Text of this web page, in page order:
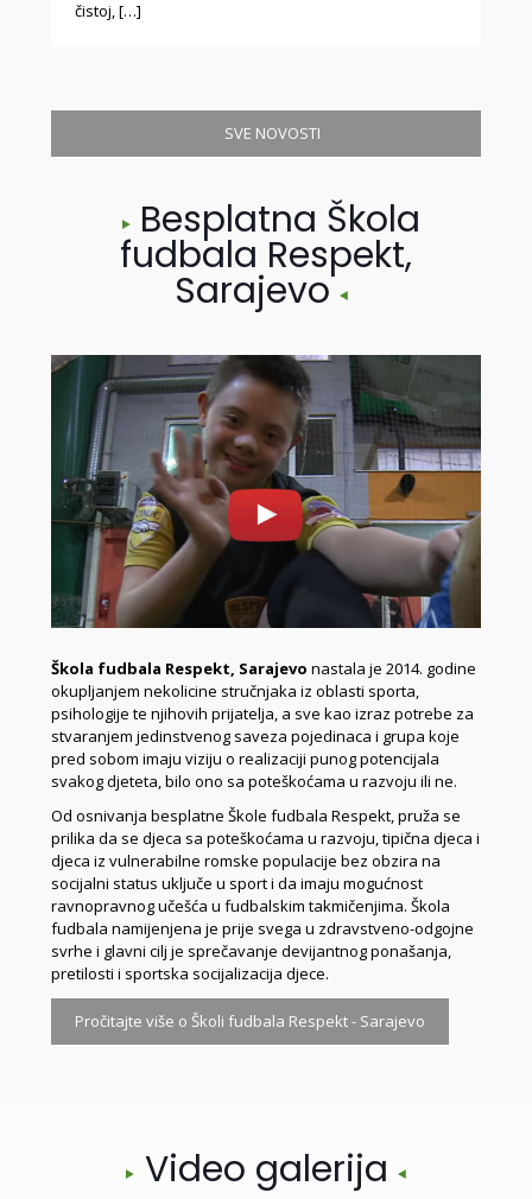
čistoj,[…]
SVE NOVOSTI
Besplatna Škola
fudbala Respekt,
Sarajevo
Škola fudbala Respekt, Sarajevo nastala je 2014. godine
okupljanjem nekolicine stručnjaka iz oblasti sporta,
psihologije te njihovih prijatelja, a sve kao izraz potrebe za
stvaranjem jedinstvenog saveza pojedinaca i grupa koje
pred sobom imaju viziju o realizaciji punog potencijala
svakog djeteta, bilo ono sa poteškoćama u razvoju ili ne.
Od osnivanja besplatne Škole fudbala Respekt, pruža se
prilika da se djeca sa poteškoćama u razvoju, tipična djeca i
djeca iz vulnerabilne romske populacije bez obzira na
socijalni status uključe u sport i da imaju mogućnost
ravnopravnog učešća u fudbalskim takmičenjima. Škola
fudbala namijenjena je prije svega u zdravstveno-odgojne
svrhe i glavni cilj je sprečavanje devijantnog ponašanja,
pretilosti i sportska socijalizacija djece.
Pročitajte više o Školi fudbala Respekt - Sarajevo
Video galerija